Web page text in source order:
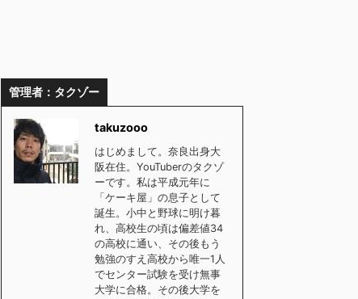
管理者：タクゾー
takuzooo
はじめまして。奈良出身大
阪在住。YouTuberのタクゾ
ーです。私は平成元年に
「ケーキ屋」の息子として
誕生。小中と野球に明け暮
れ、高校生の頃は偏差値34
の高校に通い、その後もう
勉強のすえ高校から唯一1人
でセンター試験を受け無事
大学に合格。その後大学を